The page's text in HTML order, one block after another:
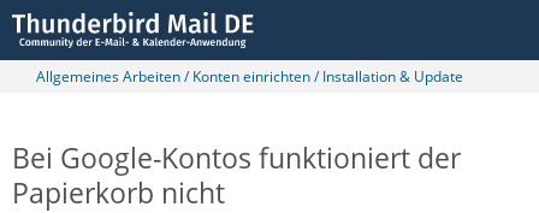
Allgemeines Arbeiten / Konten einrichten / Installation & Update
Bei Google-Kontos funktioniert der
Papierkorb nicht